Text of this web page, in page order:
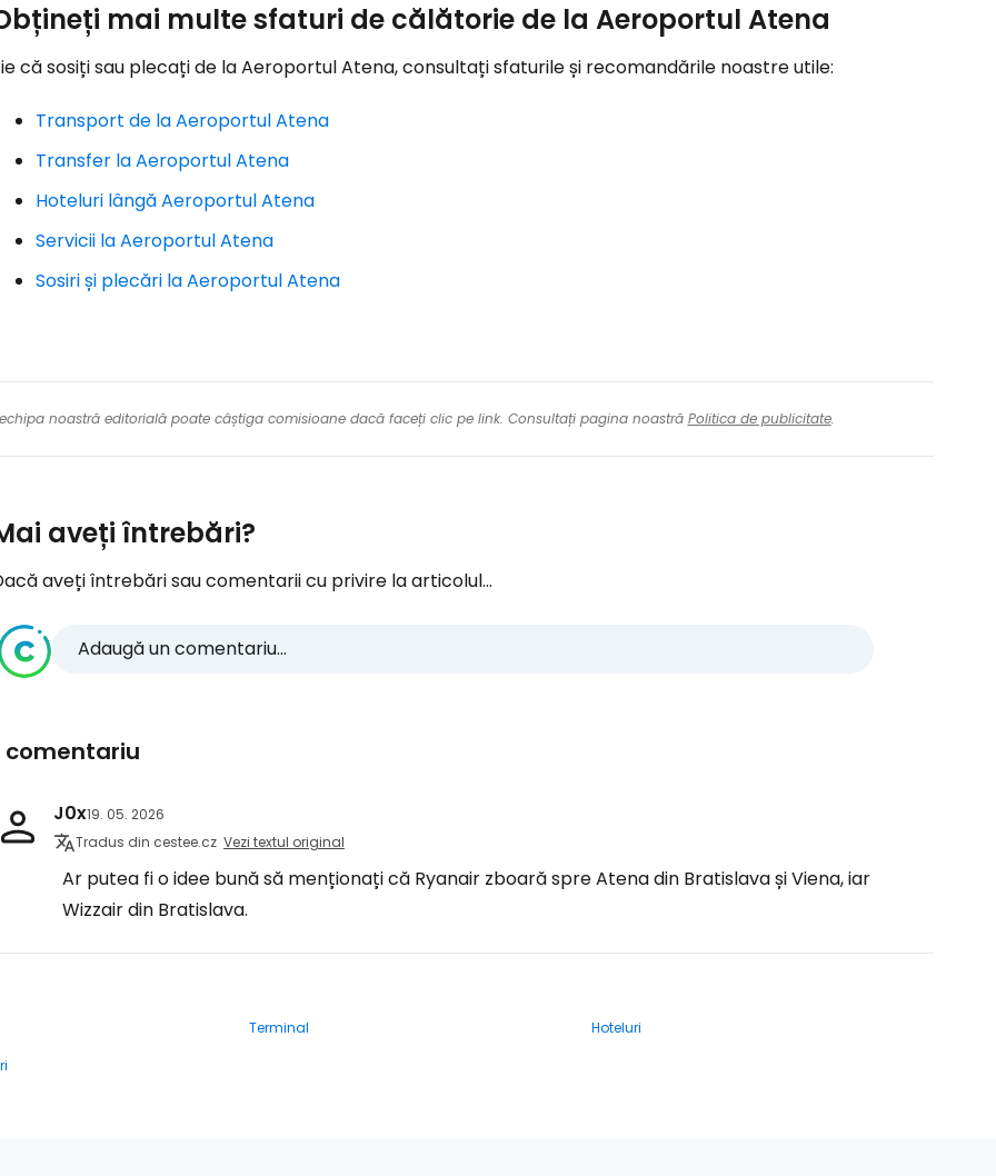
mai multe sfaturi de călătorie de la Aeroportul Atena
că sosiți sau plecați de la Aeroportul Atena, consultați sfaturile și recomandările noastre utile:
Transport de la Aeroportul Atena
Transfer la Aeroportul Atena
Hoteluri lângă Aeroportul Atena
Servicii la Aeroportul Atena
Sosiri și plecări la Aeroportul Atena
noastră editorială poate câștiga comisioane dacă faceți clic pe link. Consultați pagina noastră Politica de publicitate.
aveți întrebări?
aveți întrebări sau comentarii cu privire la articolul...
Adaugă un comentariu...
comentariu
J0x19. 05. 2026
Tradus din cestee.cz Vezi textul original
Ar putea fi o idee bună să menționați că Ryanair zboară spre Atena din Bratislava și Viena, iar
Wizzair din Bratislava.
Terminal
Hoteluri